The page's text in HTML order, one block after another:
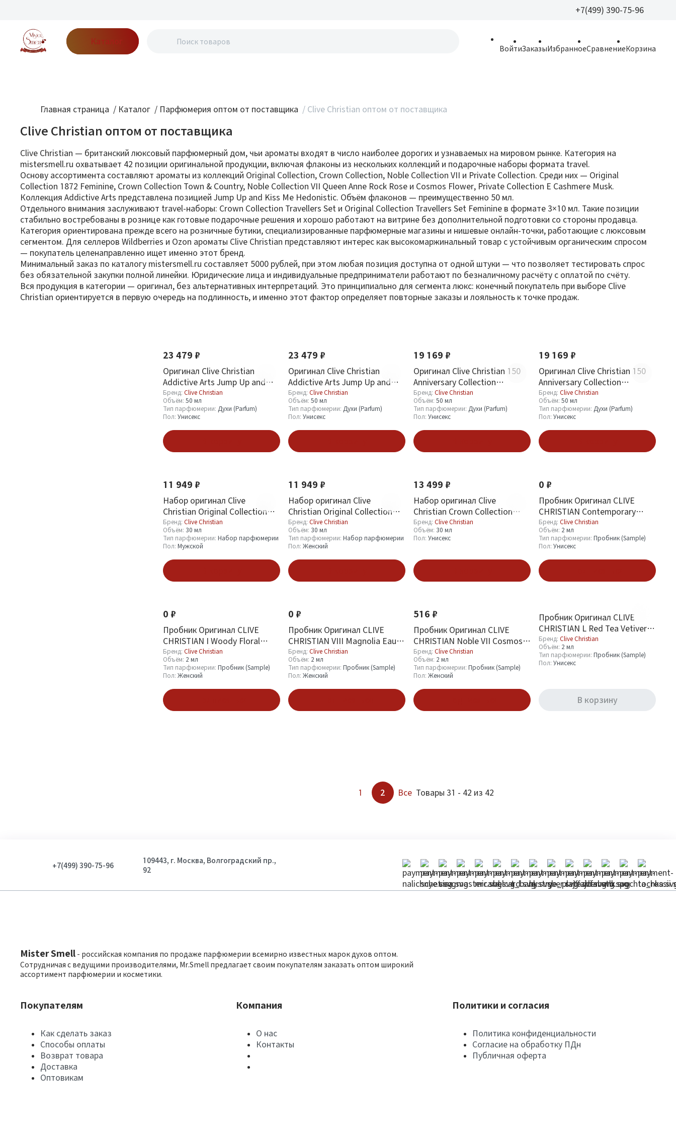
+7(499) 390-75-96
Каталог
ВойтиЗаказыИзбранноеСравнениеКорзина
Главная страница / Каталог / Парфюмерия оптом от поставщика / Clive Christian оптом от поставщика
Clive Christian оптом от поставщика
Clive Christian — британский люксовый парфюмерный дом, чьи ароматы входят в число наиболее дорогих и узнаваемых на мировом рынке. Категория на
mistersmell.ru охватывает 42 позиции оригинальной продукции, включая флаконы из нескольких коллекций и подарочные наборы формата travel.
Основу ассортимента составляют ароматы из коллекций Original Collection, Crown Collection, Noble Collection VII и Private Collection. Среди них — Original
Collection 1872 Feminine, Crown Collection Town & Country, Noble Collection VII Queen Anne Rock Rose и Cosmos Flower, Private Collection E Cashmere Musk.
Коллекция Addictive Arts представлена позицией Jump Up and Kiss Me Hedonistic. Объём флаконов — преимущественно 50 мл.
Отдельного внимания заслуживают travel-наборы: Crown Collection Travellers Set и Original Collection Travellers Set Feminine в формате 3×10 мл. Такие позиции
стабильно востребованы в рознице как готовые подарочные решения и хорошо работают на витрине без дополнительной подготовки со стороны продавца.
Категория ориентирована прежде всего на розничные бутики, специализированные парфюмерные магазины и нишевые онлайн-точки, работающие с люксовым
сегментом. Для селлеров Wildberries и Ozon ароматы Clive Christian представляют интерес как высокомаржинальный товар с устойчивым органическим спросом
— покупатель целенаправленно ищет именно этот бренд.
Минимальный заказ по каталогу mistersmell.ru составляет 5000 рублей, при этом любая позиция доступна от одной штуки — что позволяет тестировать спрос
без обязательной закупки полной линейки. Юридические лица и индивидуальные предприниматели работают по безналичному расчёту с оплатой по счёту.
Вся продукция в категории — оригинал, без альтернативных интерпретаций. Это принципиально для сегмента люкс: конечный покупатель при выборе Clive
Christian ориентируется в первую очередь на подлинность, и именно этот фактор определяет повторные заказы и лояльность к точке продаж.
23 479 ₽
Оригинал Clive Christian
Addictive Arts Jump Up and
Kiss Me Hedonistic Perfume
Spray 50 ml
Бренд: Clive Christian
Объём: 50 мл
Тип парфюмерии: Духи (Parfum)
Пол: Унисекс
23 479 ₽
Оригинал Clive Christian
Addictive Arts Jump Up and
Kiss Me Ecstatic Perfume
Spray 50 ml
Бренд: Clive Christian
Объём: 50 мл
Тип парфюмерии: Духи (Parfum)
Пол: Унисекс
19 169 ₽
Оригинал Clive Christian 150
Anniversary Collection
Timeless Perfume Spray 50 ml
Бренд: Clive Christian
Объём: 50 мл
Тип парфюмерии: Духи (Parfum)
Пол: Унисекс
19 169 ₽
Оригинал Clive Christian 150
Anniversary Collection
Contemporary Perfume Spray
50 ml
Бренд: Clive Christian
Объём: 50 мл
Тип парфюмерии: Духи (Parfum)
Пол: Унисекс
11 949 ₽
Набор оригинал Clive
Christian Original Collection
Travellers Set Masculine 3*10
ml
Бренд: Clive Christian
Объём: 30 мл
Тип парфюмерии: Набор парфюмерии
Пол: Мужской
11 949 ₽
Набор оригинал Clive
Christian Original Collection
Travellers Set Feminine 3*10 ml
Бренд: Clive Christian
Объём: 30 мл
Тип парфюмерии: Набор парфюмерии
Пол: Женский
13 499 ₽
Набор оригинал Clive
Christian Crown Collection
Travellers Set
Бренд: Clive Christian
Объём: 30 мл
Пол: Унисекс
0 ₽
Пробник Оригинал CLIVE
CHRISTIAN Contemporary
Современный Парфюм 2 ml
Бренд: Clive Christian
Объём: 2 мл
Тип парфюмерии: Пробник (Sample)
Пол: Унисекс
0 ₽
Пробник Оригинал CLIVE
CHRISTIAN I Woody Floral
Perfume 2 ml
Бренд: Clive Christian
Объём: 2 мл
Тип парфюмерии: Пробник (Sample)
Пол: Женский
0 ₽
Пробник Оригинал CLIVE
CHRISTIAN VIII Magnolia Eau
De Parfum Цветок Магнолии 2
ml
Бренд: Clive Christian
Объём: 2 мл
Тип парфюмерии: Пробник (Sample)
Пол: Женский
516 ₽
Пробник Оригинал CLIVE
CHRISTIAN Noble VII Cosmos
Flower Космические Цветы 2
ml
Бренд: Clive Christian
Объём: 2 мл
Тип парфюмерии: Пробник (Sample)
Пол: Женский
Пробник Оригинал CLIVE
CHRISTIAN L Red Tea Vetiver 2
ml
Бренд: Clive Christian
Объём: 2 мл
Тип парфюмерии: Пробник (Sample)
Пол: Унисекс
В корзину
1 2 Все Товары 31 - 42 из 42
+7(499) 390-75-96
109443, г. Москва, Волгоградский пр.,
92
Mister Smell - российская компания по продаже парфюмерии всемирно известных марок духов оптом.
Сотрудничая с ведущими производителями, Mr.Smell предлагает своим покупателям заказать оптом широкий
ассортимент парфюмерии и косметики.
Покупателям
Как сделать заказ
Способы оплаты
Возврат товара
Доставка
Оптовикам
Компания
О нас
Контакты
Политики и согласия
Политика конфиденциальности
Согласие на обработку ПДн
Публичная оферта